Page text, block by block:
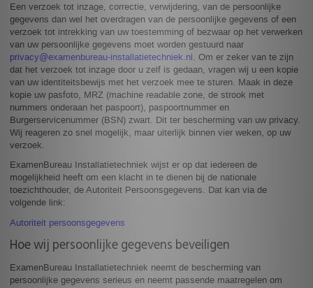
Een verzoek tot inzage, correctie, verwijdering, van de persoonlijke
gegevens dan wel het overdragen van de persoonlijke gegevens of een
verzoek tot intrekking van uw toestemming of bezwaar op het verwerken
van uw persoonlijke gegevens moet worden gestuurd naar
privacy@examenbureau-installatietechniek.nl. Om er zeker van te zijn
dat het verzoek tot inzage door u zelf is gedaan, vragen wij u een kopie
van uw identiteitsbewijs met het verzoek mee te sturen. Maak in deze
kopie uw pasfoto, MRZ (machine readable zone, de strook met
nummers onderaan het paspoort), paspoortnummer en
Burgerservicenummer (BSN) zwart. Dit ter bescherming van uw privacy.
Wij reageren zo snel mogelijk, maar uiterlijk binnen vier weken, op uw
verzoek.
ExamenBureau Installatietechniek wijst er op dat iedereen de
mogelijkheid heeft om een klacht in te dienen bij de nationale
toezichthouder, de Autoriteit Persoonsgegevens. Dat kan via de
volgende link:
Autoriteit persoonsgegevens
Hoe wij persoonlijke gegevens beveiligen
ExamenBureau Installatietechniek neemt de bescherming van
persoonlijke gegevens serieus en neemt passende maatregelen om